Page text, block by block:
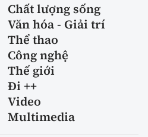
Chất lượng sống
Văn hóa - Giải trí
Thể thao
Công nghệ
Thế giới
Đi ++
Video
Multimedia